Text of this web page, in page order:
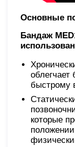
Основные
Бандаж
быстрому
которые